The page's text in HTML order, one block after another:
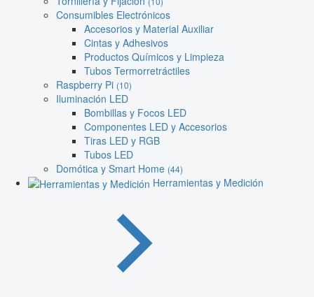
Consumibles Electrónicos
Accesorios y Material Auxiliar
Cintas y Adhesivos
Productos Químicos y Limpieza
Tubos Termorretráctiles
Raspberry Pi (10)
Iluminación LED
Bombillas y Focos LED
Componentes LED y Accesorios
Tiras LED y RGB
Tubos LED
Domótica y Smart Home (44)
Herramientas y Medición